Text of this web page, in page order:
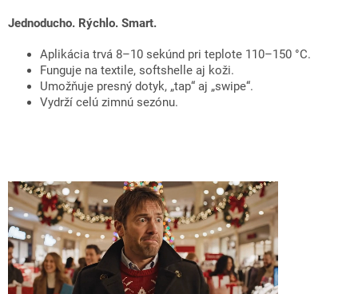
Jednoducho. Rýchlo. Smart.
Aplikácia trvá 8–10 sekúnd pri teplote 110–150 °C.
Funguje na textile, softshelle aj koži.
Umožňuje presný dotyk, „tap“ aj „swipe“.
Vydrží celú zimnú sezónu.